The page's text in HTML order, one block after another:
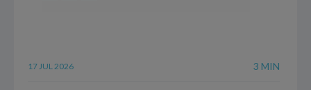
17 JUL 2026 3 MIN